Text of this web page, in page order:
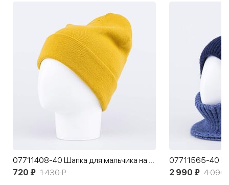
07711408-40 Шапка для мальчика на осень/весну Горчичный
720 ₽ 1 430 ₽
07711565-40
2 990 ₽ 4 090